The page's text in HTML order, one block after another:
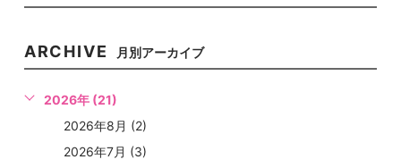
ARCHIVE 月別アーカイブ
2026年 (21)
2026年8月 (2)
2026年7月 (3)